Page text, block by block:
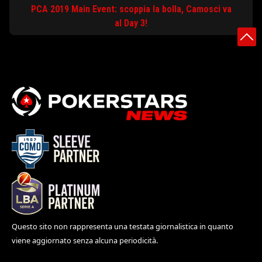
PCA 2019 Main Event: scoppia la bolla, Camosci va
al Day 3!
Questo sito non rappresenta una testata giornalistica in quanto
viene aggiornato senza alcuna periodicità.